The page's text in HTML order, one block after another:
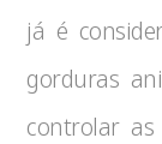
já é
gorduras
controlar as